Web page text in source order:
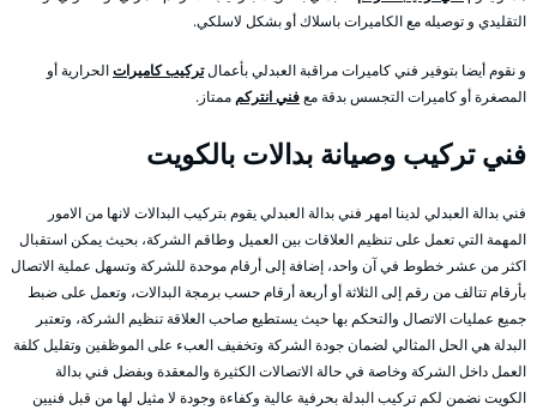
التقليدي و توصيله مع الكاميرات باسلاك أو بشكل لاسلكي.
و نقوم أيضا بتوفير فني كاميرات مراقبة العبدلي بأعمالتركيب كاميراتالحرارية أو
المصغرة أو كاميرات التجسس بدقة معفني انتركمممتاز.
فني تركيب وصيانة بدالات بالكويت
فني بدالة العبدلي لدينا امهر فني بدالة العبدلي يقوم بتركيب البدالات لانها من الامور
المهمة التي تعمل على تنظيم العلاقات بين العميل وطاقم الشركة، بحيث يمكن استقبال
اكثر من عشر خطوط في آن واحد، إضافة إلى أرقام موحدة للشركة وتسهل عملية الاتصال
بأرقام تتالف من رقم إلى الثلاثة أو أربعة أرقام حسب برمجة البدالات، وتعمل على ضبط
جميع عمليات الاتصال والتحكم بها حيث يستطيع صاحب العلاقة تنظيم الشركة، وتعتبر
البدلة هي الحل المثالي لضمان جودة الشركة وتخفيف العبء على الموظفين وتقليل كلفة
العمل داخل الشركة وخاصة في حالة الاتصالات الكثيرة والمعقدة وبفضل فني بدالة
الكويت نضمن لكم تركيب البدلة بحرفية عالية وكفاءة وجودة لا مثيل لها من قبل فنيين